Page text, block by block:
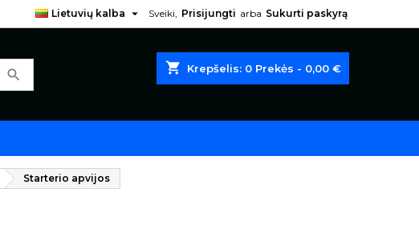
Sveiki, Prisijungti arba Sukurti paskyrą
Lietuvių kalba 
shopping_cart Krepšelis: 0 Prekės - 0,00 €
search
Starterio apvijos